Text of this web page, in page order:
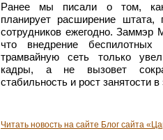
Ранее мы писали о том, как
планирует расширение
сотрудников ежегодно. Заммэр
что внедрение
трамвайную сеть только
кадры, а не вызовет
стабильность и рост занятости
Читать новость на сайте Блог сайта